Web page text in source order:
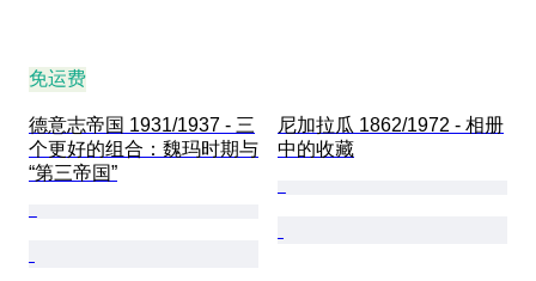
免运费
德意志帝国 1931/1937 - 三
个更好的组合：魏玛时期与
“第三帝国”
尼加拉瓜 1862/1972 - 相册
中的收藏